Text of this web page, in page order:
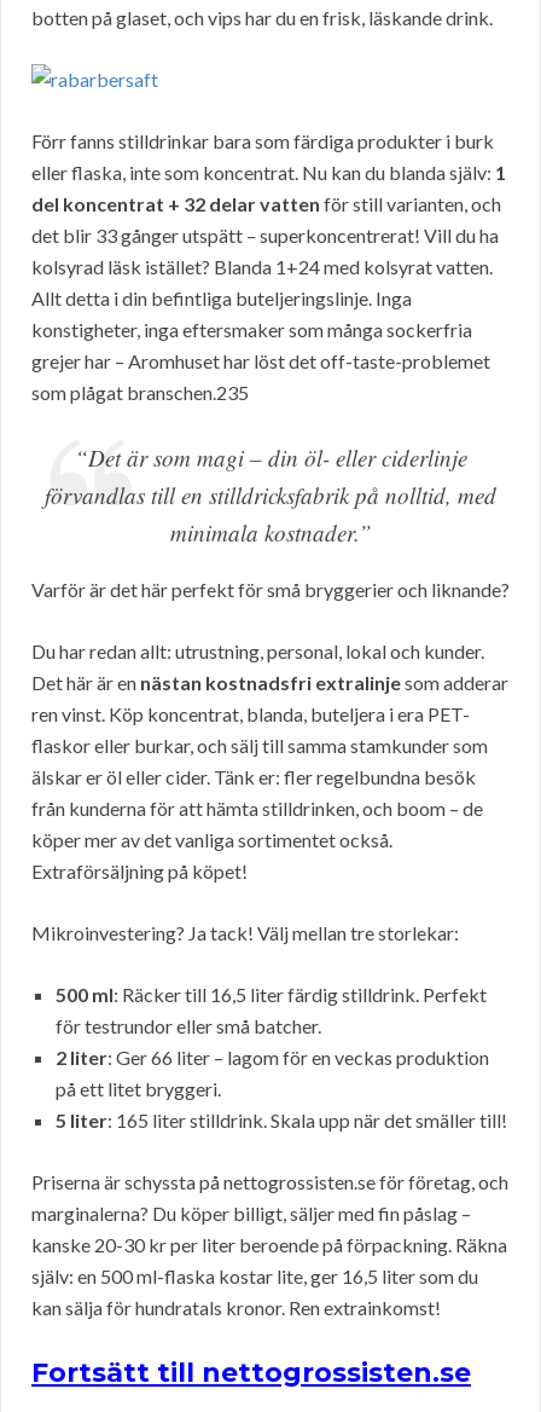
botten på glaset, och vips har du en frisk, läskande drink.
Förr fanns stilldrinkar bara som färdiga produkter i burk
eller flaska, inte som koncentrat. Nu kan du blanda själv: 1
del koncentrat + 32 delar vatten för still varianten, och
det blir 33 gånger utspätt – superkoncentrerat! Vill du ha
kolsyrad läsk istället? Blanda 1+24 med kolsyrat vatten.
Allt detta i din befintliga buteljeringslinje. Inga
konstigheter, inga eftersmaker som många sockerfria
grejer har – Aromhuset har löst det off-taste-problemet
som plågat branschen.235
“Det är som magi – din öl- eller ciderlinje
förvandlas till en stilldricksfabrik på nolltid, med
minimala kostnader.”
Varför är det här perfekt för små bryggerier och liknande?
Du har redan allt: utrustning, personal, lokal och kunder.
Det här är en nästan kostnadsfri extralinjesom adderar
ren vinst. Köp koncentrat, blanda, buteljera i era PET-
flaskor eller burkar, och sälj till samma stamkunder som
älskar er öl eller cider. Tänk er: fler regelbundna besök
från kunderna för att hämta stilldrinken, och boom – de
köper mer av det vanliga sortimentet också.
Extraförsäljning på köpet!
Mikroinvestering? Ja tack! Välj mellan tre storlekar:
500 ml: Räcker till 16,5 liter färdig stilldrink. Perfekt
för testrundor eller små batcher.
2 liter: Ger 66 liter – lagom för en veckas produktion
på ett litet bryggeri.
5 liter: 165 liter stilldrink. Skala upp när det smäller till!
Priserna är schyssta på nettogrossisten.se för företag, och
marginalerna? Du köper billigt, säljer med fin påslag –
kanske 20-30 kr per liter beroende på förpackning. Räkna
själv: en 500 ml-flaska kostar lite, ger 16,5 liter som du
kan sälja för hundratals kronor. Ren extrainkomst!
Fortsätt till nettogrossisten.se